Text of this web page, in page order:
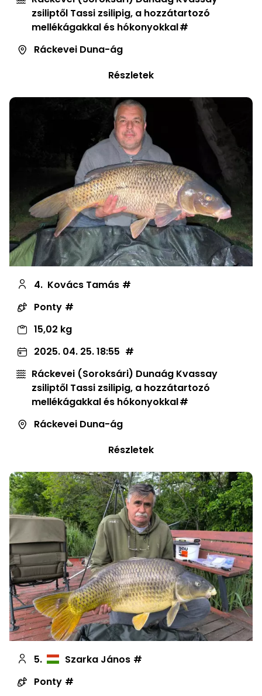
zsiliptől Tassi zsilipig, a hozzátartozó
mellékágakkal és hókonyokkal
Ráckevei Duna-ág
Részletek
4. Kovács Tamás
Ponty
15,02 kg
2025. 04. 25. 18:55
Ráckevei (Soroksári) Dunaág Kvassay
zsiliptől Tassi zsilipig, a hozzátartozó
mellékágakkal és hókonyokkal
Ráckevei Duna-ág
Részletek
5.
Szarka János
Ponty